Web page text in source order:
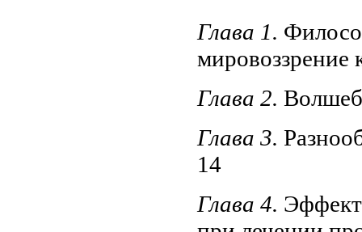
Глава 1.
Глава 2.
Глава 3.
14
Глава 4.